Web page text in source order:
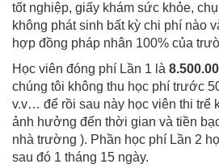
tốt nghiệp, giấy khám sức khỏe,
không phát sinh bất kỳ chi phí nào
hợp đồng pháp nhân 100% của
Học viên đóng phí Lần 1 là
chúng tôi không thu học phí trước
v.v… để rồi sau này học viên thi trể
ảnh hưởng đến thời gian và tiền
nhà trường ). Phần học phí Lần 2
sau đó 1 tháng 15 ngày.